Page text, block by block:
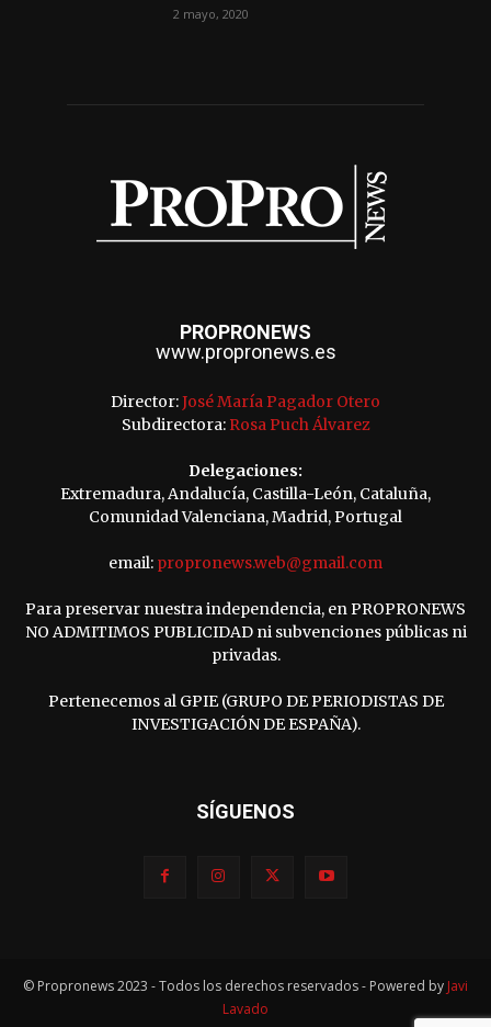
2 mayo, 2020
PROPRONEWS
www.propronews.es
Director:José María Pagador Otero
Subdirectora: Rosa Puch Álvarez
Delegaciones:
Extremadura, Andalucía, Castilla-León, Cataluña,
Comunidad Valenciana, Madrid, Portugal
email: propronews.web@gmail.com
Para preservar nuestra independencia, en PROPRONEWS
NO ADMITIMOS PUBLICIDAD ni subvenciones públicas ni
privadas.
Pertenecemos al GPIE (GRUPO DE PERIODISTAS DE
INVESTIGACIÓN DE ESPAÑA).
SÍGUENOS
© Propronews 2023 - Todos los derechos reservados - Powered by Javi
Lavado